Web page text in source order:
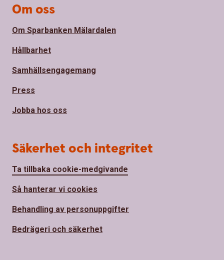
Om oss
Om Sparbanken Mälardalen
Hållbarhet
Samhällsengagemang
Press
Jobba hos oss
Säkerhet och integritet
Ta tillbaka cookie-medgivande
Så hanterar vi cookies
Behandling av personuppgifter
Bedrägeri och säkerhet